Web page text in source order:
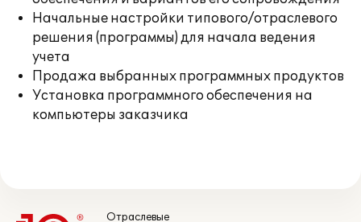
Начальные настройки типового/отраслевого
решения (программы) для начала ведения
учета
Продажа выбранных программных продуктов
Установка программного обеспечения на
компьютеры заказчика
Отраслевые